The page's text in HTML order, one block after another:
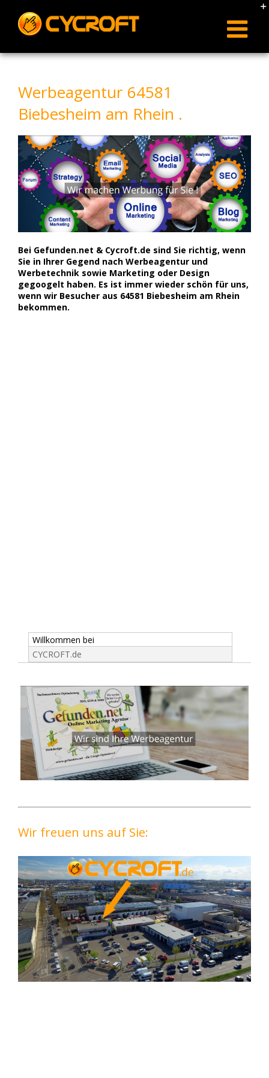
content
Werbeagentur 64581
Biebesheim am Rhein .
Bei Gefunden.net & Cycroft.de sind Sie richtig, wenn
Sie in Ihrer Gegend nach Werbeagentur und
Werbetechnik sowie Marketing oder Design
gegoogelt haben. Es ist immer wieder schön für uns,
wenn wir Besucher aus 64581 Biebesheim am Rhein
bekommen.
Willkommen bei
CYCROFT.de
Wir freuen uns auf Sie: